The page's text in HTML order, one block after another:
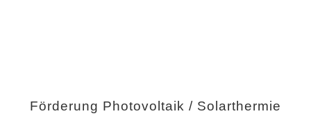
Förderung Photovoltaik / Solarthermie